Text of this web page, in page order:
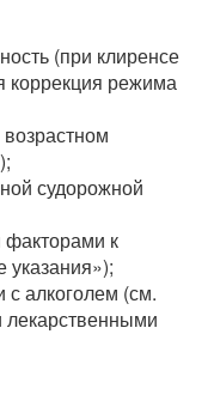
(при клиренсе
коррекция режима
судорожной
к
алкоголем (см.
лекарственными